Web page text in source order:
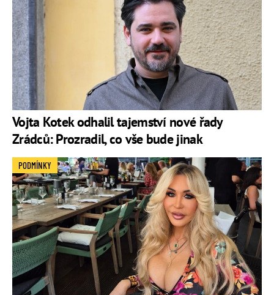
Vojta Kotek odhalil tajemství nové řady
Zrádců: Prozradil, co vše bude jinak
PODMÍNKY